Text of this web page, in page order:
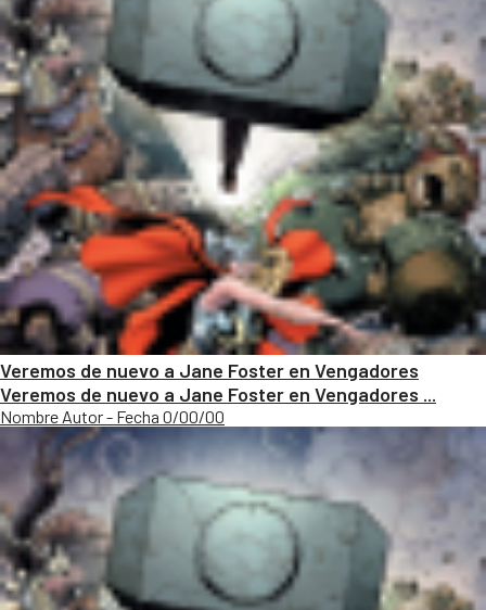
Veremos de nuevo a Jane Foster en Vengadores
Veremos de nuevo a Jane Foster en Vengadores ...
Nombre Autor - Fecha 0/00/00